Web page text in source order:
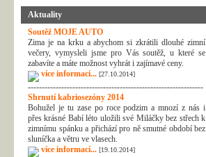
Aktuality
Soutěž MOJE AUTO
Zima je na krku a abychom si zkrátili dlouhé zimní
večery, vymysleli jsme pro Vás soutěž, u které se
zabavíte a máte možnost vyhrát i zajímavé ceny.
více informací... [27.10.2014]
---------------------------------------------------------------
Shrnutí kabriosezóny 2014
Bohužel je tu zase po roce podzim a mnozí z nás i
přes krásné Babí léto uložili své Miláčky bez střech k
zimnímu spánku a přichází pro ně smutné období bez
sluníčka a větru ve vlasech.
více informací... [19.10.2014]